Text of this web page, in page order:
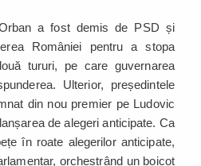
a fost demis de PSD și
României pentru a stopa
tururi, pe care guvernarea
Ulterior, președintele
din nou premier pe Ludovic
de alegeri anticipate. Ca
în roate alegerilor anticipate,
orchestrând un boicot